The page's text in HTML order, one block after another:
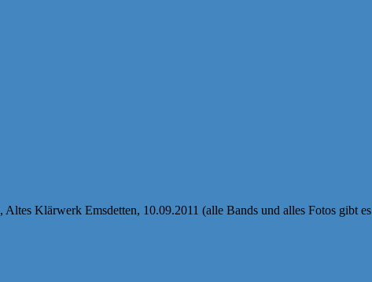
, Altes Klärwerk Emsdetten, 10.09.2011 (alle Bands und alles Fotos gibt es